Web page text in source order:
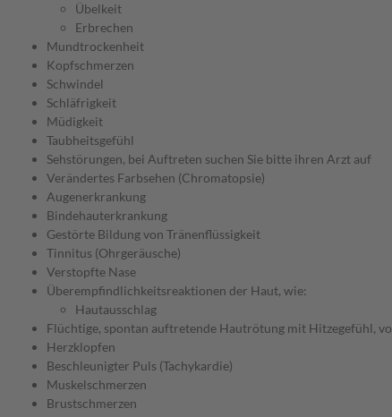
Übelkeit
Erbrechen
Mundtrockenheit
Kopfschmerzen
Schwindel
Schläfrigkeit
Müdigkeit
Taubheitsgefühl
Sehstörungen, bei Auftreten suchen Sie bitte ihren Arzt auf
Verändertes Farbsehen (Chromatopsie)
Augenerkrankung
Bindehauterkrankung
Gestörte Bildung von Tränenflüssigkeit
Tinnitus (Ohrgeräusche)
Verstopfte Nase
Überempfindlichkeitsreaktionen der Haut, wie:
Hautausschlag
Flüchtige, spontan auftretende Hautrötung mit Hitzegefühl,
Herzklopfen
Beschleunigter Puls (Tachykardie)
Muskelschmerzen
Brustschmerzen